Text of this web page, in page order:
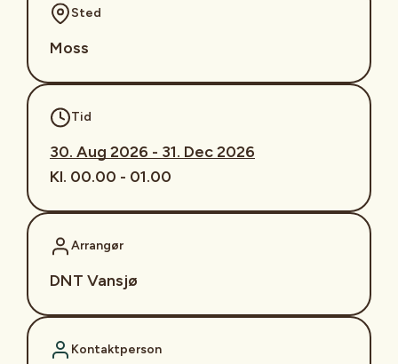
Sted
Moss
Tid
30. Aug 2026 - 31. Dec 2026
Kl. 00.00 - 01.00
Arrangør
DNT Vansjø
Kontaktperson